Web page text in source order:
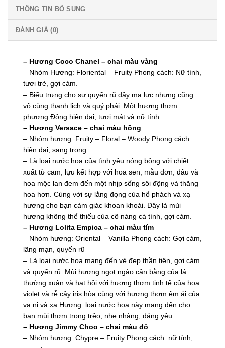
THÔNG TIN BỔ SUNG
ĐÁNH GIÁ (0)
– Hương Coco Chanel – chai màu vàng
– Nhóm Hương: Floriental – Fruity Phong cách: Nữ tính,
tươi trẻ, gợi cảm.
– Biểu trưng cho sự quyến rũ đầy ma lực nhưng cũng
vô cùng thanh lịch và quý phái. Một hương thơm
phương Đông hiện đại, tươi mát và nữ tính.
– Hương Versace – chai màu hồng
– Nhóm hương: Fruity – Floral – Woody Phong cách:
hiện đại, sang trọng
– Là loại nước hoa của tình yêu nóng bỏng với chiết
xuất từ cam, lựu kết hợp với hoa sen, mẫu đơn, dâu và
hoa mộc lan đem đến một nhịp sống sôi động và thăng
hoa hơn. Cùng với sự lắng đọng của hổ phách và xạ
hương cho bạn cảm giác khoan khoái. Đây là mùi
hương không thể thiếu của cô nàng cá tính, gợi cảm.
– Hương Lolita Empica – chai màu tím
– Nhóm hương: Oriental – Vanilla Phong cách: Gợi cảm,
lãng mạn, quyến rũ
– Là loại nước hoa mang đến vẻ đẹp thần tiên, gợi cảm
và quyến rũ. Mùi hương ngọt ngào cân bằng của lá
thường xuân và hạt hồi với hương thơm tinh tế của hoa
violet và rễ cây iris hòa cùng với hương thơm êm ái của
va ni và xạ Hương. loại nước hoa này mang đến cho
bạn mùi thơm trong trẻo, nhẹ nhàng, đáng yêu
– Hương Jimmy Choo – chai màu đỏ
– Nhóm hương: Chypre – Fruity Phong cách: nữ tính,